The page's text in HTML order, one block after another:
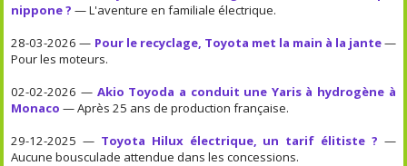
nippone ? — L'aventure en familiale électrique.
28-03-2026 — Pour le recyclage, Toyota met la main à la jante—
Pour les moteurs.
02-02-2026 — Akio Toyoda a conduit une Yaris à hydrogène à
Monaco — Après 25 ans de production française.
29-12-2025 — Toyota Hilux électrique, un tarif élitiste ? —
Aucune bousculade attendue dans les concessions.